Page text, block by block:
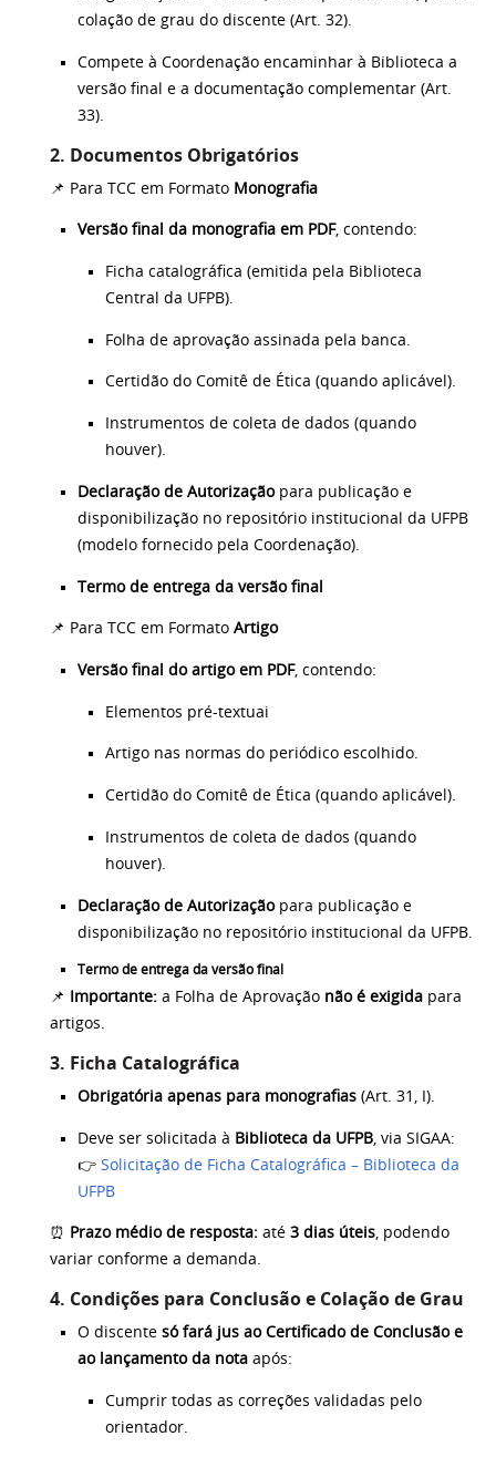
colação de grau do discente (Art. 32).
Compete à Coordenação encaminhar à Biblioteca a
versão final e a documentação complementar (Art.
33).
2. Documentos Obrigatórios
📌 Para TCC em Formato Monografia
Versão final da monografia em PDF, contendo:
Ficha catalográfica (emitida pela Biblioteca
Central da UFPB).
Folha de aprovação assinada pela banca.
Certidão do Comitê de Ética (quando aplicável).
Instrumentos de coleta de dados (quando
houver).
Declaração de Autorizaçãopara publicação e
disponibilização no repositório institucional da UFPB
(modelo fornecido pela Coordenação).
Termo de entrega da versão final
📌 Para TCC em Formato Artigo
Versão final do artigo em PDF, contendo:
Elementos pré-textuai
Artigo nas normas do periódico escolhido.
Certidão do Comitê de Ética (quando aplicável).
Instrumentos de coleta de dados (quando
houver).
Declaração de Autorizaçãopara publicação e
disponibilização no repositório institucional da UFPB.
Termo de entrega da versão final
📌 Importante:a Folha de Aprovação não é exigidapara
artigos.
3. Ficha Catalográfica
Obrigatória apenas para monografias(Art. 31, I).
Deve ser solicitada à Biblioteca da UFPB, via SIGAA:
👉 Solicitação de Ficha Catalográfica – Biblioteca da
UFPB
⏰ Prazo médio de resposta:até 3 dias úteis, podendo
variar conforme a demanda.
4. Condições para Conclusão e Colação de Grau
O discente só fará jus ao Certificado de Conclusão e
ao lançamento da notaapós:
Cumprir todas as correções validadas pelo
orientador.